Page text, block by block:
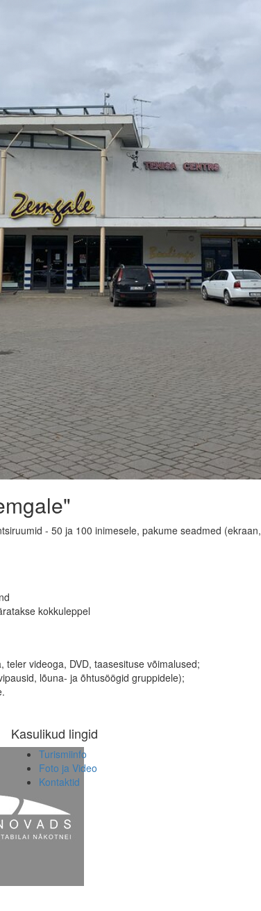
- 50 ja 100 inimesele, pakume seadmed (ekraan,
kokkuleppel
videoga, DVD, taasesituse võimalused;
lõuna- ja õhtusöögid gruppidele);
Kasulikud lingid
Turismiinfo
Foto ja Video
Kontaktid